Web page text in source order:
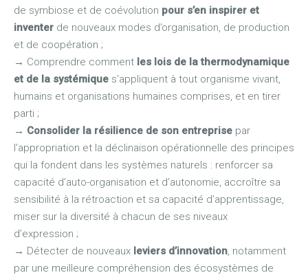
de symbiose et de coévolution pour s’en inspirer et
inventer de nouveaux modes d’organisation, de production
et de coopération ;
→ Comprendre comment les lois de la thermodynamique
et de la systémique s’appliquent à tout organisme vivant,
humains et organisations humaines comprises, et en tirer
parti ;
→ Consolider la résilience de son entreprise par
l’appropriation et la déclinaison opérationnelle des principes
qui la fondent dans les systèmes naturels : renforcer sa
capacité d’auto-organisation et d’autonomie, accroître sa
sensibilité à la rétroaction et sa capacité d’apprentissage,
miser sur la diversité à chacun de ses niveaux
d’expression ;
→ Détecter de nouveaux leviers d’innovation , notamment
par une meilleure compréhension des écosystèmes de